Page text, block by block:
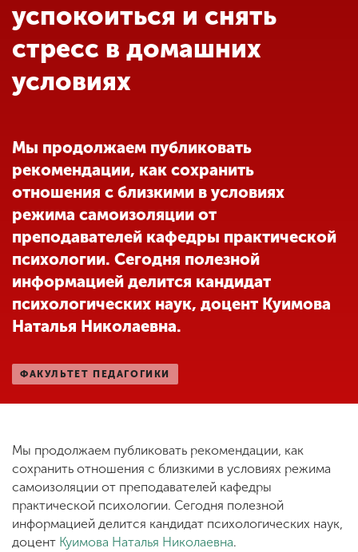
Обучение
Наука
Международная
деятельность
Другие виды
деятельности
Студенческая жизнь
организации
Приемная
комиссия
+7 (831) 262-26-20
успокоиться и снять
стресс в домашних
условиях
Мы продолжаем публиковать
рекомендации, как сохранить
отношения с близкими в условиях
режима самоизоляции от
преподавателей кафедры практической
психологии. Сегодня полезной
информацией делится кандидат
психологических наук, доцент Куимова
Наталья Николаевна.
ФАКУЛЬТЕТ ПЕДАГОГИКИ
Мы продолжаем публиковать рекомендации, как
сохранить отношения с близкими в условиях режима
самоизоляции от преподавателей кафедры
практической психологии. Сегодня полезной
информацией делится кандидат психологических наук,
доцент Куимова Наталья Николаевна.